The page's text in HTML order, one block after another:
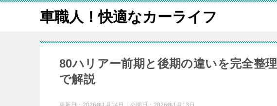
車職人！快適なカーライフ
80ハリアー前期と後期の違いを完全整
で解説